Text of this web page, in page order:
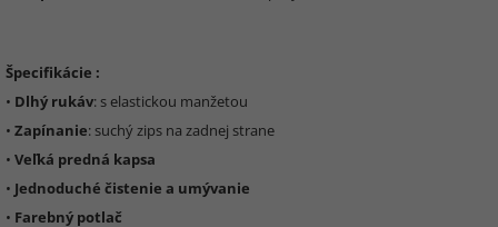
Špecifikácie :
• Dlhý rukáv: s elastickou manžetou
• Zapínanie: suchý zips na zadnej strane
• Veľká predná kapsa
• Jednoduché čistenie a umývanie
• Farebný potlač